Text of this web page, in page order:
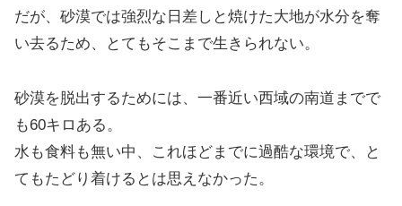
だが、砂漠では強烈な日差しと焼けた大地が水分を奪
い去るため、とてもそこまで生きられない。
砂漠を脱出するためには、一番近い西域の南道までで
も60キロある。
水も食料も無い中、これほどまでに過酷な環境で、と
てもたどり着けるとは思えなかった。